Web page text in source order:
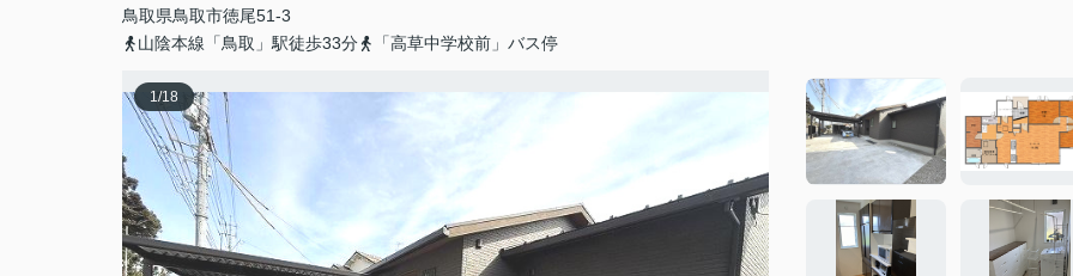
鳥取県鳥取市徳尾51-3
山陰本線「鳥取」駅徒歩33分
「高草中学校前」バス停
1/18